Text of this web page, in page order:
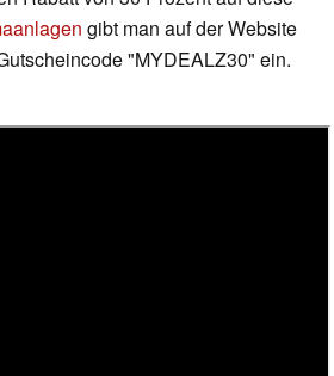
gibt man auf der Website
"MYDEALZ30" ein.